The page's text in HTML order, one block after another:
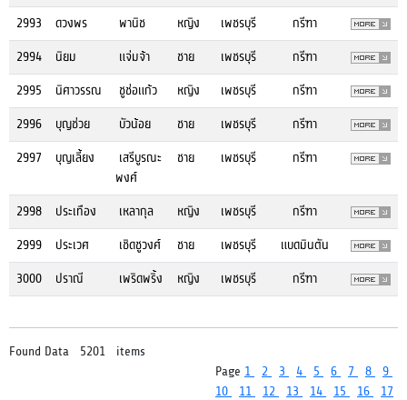
2993
ดวงพร พานิช หญิง เพชรบุรี
กรีฑา
2994
นิยม แจ่มจ้า ชาย เพชรบุรี
กรีฑา
2995
นิศาวรรณ ชูช่อแก้ว หญิง เพชรบุรี
กรีฑา
2996
บุญช่วย บัวน้อย ชาย เพชรบุรี
กรีฑา
2997
บุญเลี้ยง
เสรีบูรณะ
พงศ์
ชาย เพชรบุรี กรีฑา
2998 ประเทือง เหลากุล หญิง เพชรบุรี
กรีฑา
2999
ประเวศ เชิดชูวงศ์ ชาย เพชรบุรี
แบดมินตัน
3000
ปราณี เพริดพริ้ง หญิง เพชรบุรี กรีฑา
Found Data 5201 items
Page 1 2 3 4 5 6 7 8 9
10
11 12 13 14 15 16 17